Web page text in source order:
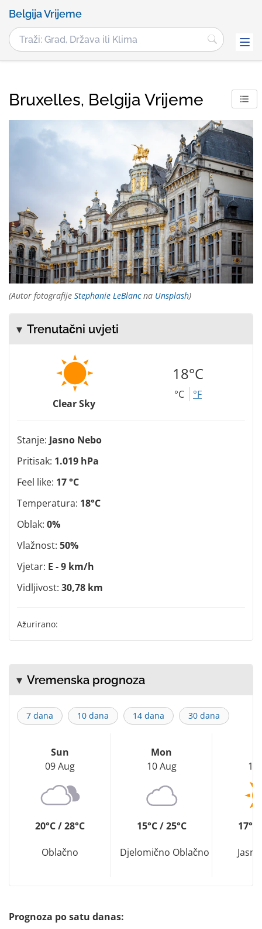
Belgija Vrijeme
Bruxelles, Belgija Vrijeme
(Autor fotografije Stephanie LeBlancna Unsplash)
Trenutačni uvjeti
Clear Sky
18°C
°C °F
Stanje: Jasno Nebo
Pritisak: 1.019 hPa
Feel like: 17 °C
Temperatura: 18°C
Oblak: 0%
Vlažnost: 50%
Vjetar: E - 9 km/h
Vidljivost: 30,78 km
Ažurirano:
Vremenska prognoza
7 dana 10 dana 14 dana 30 dana
Sun
09 Aug
20°C / 28°C
Oblačno
Mon
10 Aug
15°C / 25°C
Djelomično Oblačno
11
17°C
Prognoza po satu danas: